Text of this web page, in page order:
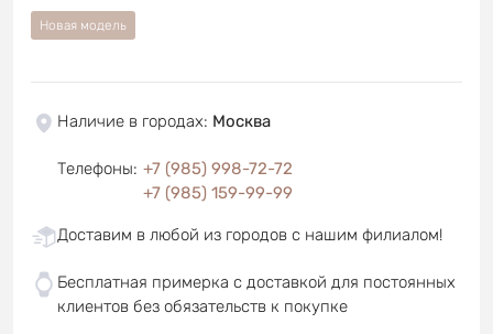
Новая модель
Наличие в городах: Москва
Телефоны: +7 (985) 998-72-72
+7 (985) 159-99-99
Доставим в любой из городов с нашим филиалом!
Бесплатная примерка с доставкой для постоянных
клиентов без обязательств к покупке